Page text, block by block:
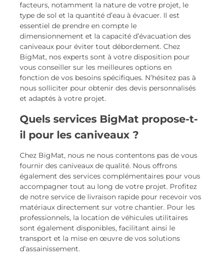
facteurs, notamment la nature de votre projet, le
type de sol et la quantité d’eau à évacuer. Il est
essentiel de prendre en compte le
dimensionnement et la capacité d’évacuation des
caniveaux pour éviter tout débordement. Chez
BigMat, nos experts sont à votre disposition pour
vous conseiller sur les meilleures options en
fonction de vos besoins spécifiques. N’hésitez pas à
nous solliciter pour obtenir des devis personnalisés
et adaptés à votre projet.
Quels services BigMat propose-t-
il pour les caniveaux ?
Chez BigMat, nous ne nous contentons pas de vous
fournir des caniveaux de qualité. Nous offrons
également des services complémentaires pour vous
accompagner tout au long de votre projet. Profitez
de notre service de livraison rapide pour recevoir vos
matériaux directement sur votre chantier. Pour les
professionnels, la location de véhicules utilitaires
sont également disponibles, facilitant ainsi le
transport et la mise en œuvre de vos solutions
d’assainissement.